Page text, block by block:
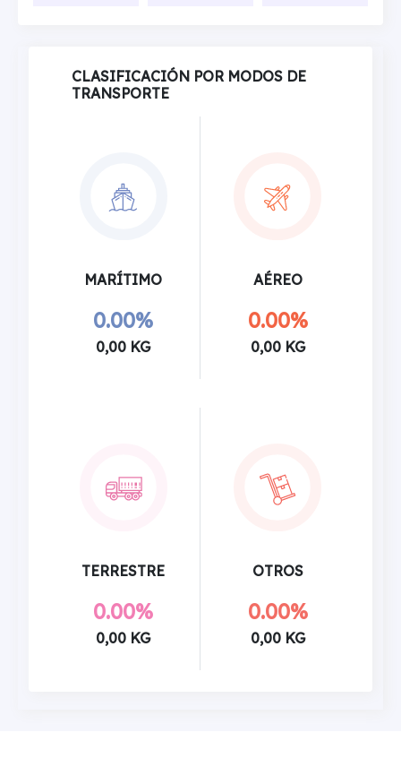
CLASIFICACIÓN POR MODOS DE
TRANSPORTE
MARÍTIMO
0.00%
0,00 KG
AÉREO
0.00%
0,00 KG
TERRESTRE
0.00%
0,00 KG
OTROS
0.00%
0,00 KG